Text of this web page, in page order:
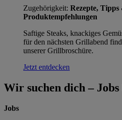
Zugehörigkeit: Rezepte, Tipps
Produktempfehlungen
Saftige Steaks, knackiges
für den nächsten Grillabend
unserer Grillbroschüre.
Jetzt entdecken
Wir suchen dich – Jobs
Jobs